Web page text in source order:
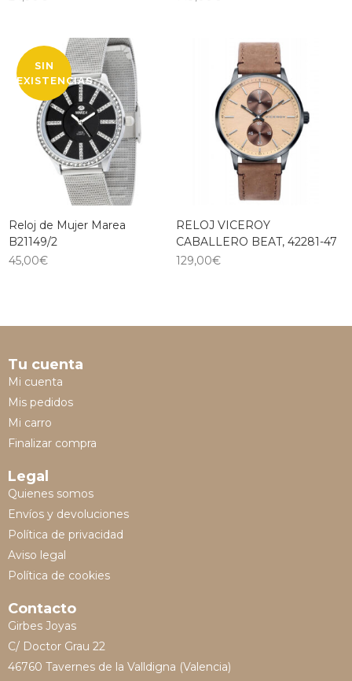
SIN
EXISTENCIAS
Reloj de Mujer Marea
B21149/2
45,00€
RELOJ VICEROY
CABALLERO BEAT, 42281-47
129,00€
Tu cuenta
Mi cuenta
Mis pedidos
Mi carro
Finalizar compra
Legal
Quienes somos
Envíos y devoluciones
Política de privacidad
Aviso legal
Política de cookies
Contacto
Girbes Joyas
C/ Doctor Grau 22
46760 Tavernes de la Valldigna (Valencia)